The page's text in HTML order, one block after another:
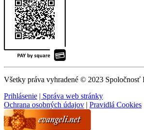
Všetky práva vyhradené © 2023 Spoločnosť
Prihlásenie | Správa web stránky
Ochrana osobných údajov | Pravidlá Cookies